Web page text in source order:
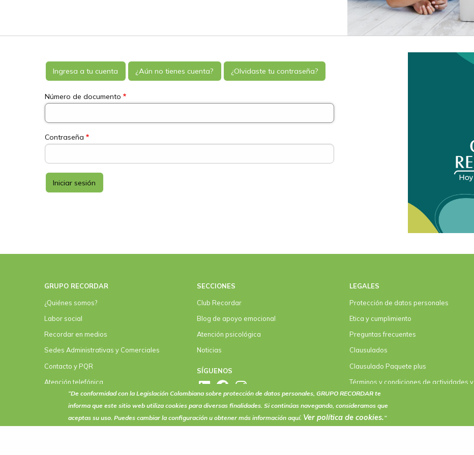
“De conformidad con la Legislación Colombiana sobre protección de datos personales, GRUPO RECORDAR te
informa que este sitio web utilizacookies para diversas finalidades. Si continúas navegando, consideramos que
aceptas su uso. Puedes cambiar la configuración u obtener más información aquí. Ver política decookies.”
Primary
tabs
Ingresa a tu cuenta ¿Aún no tienes cuenta? ¿Olvidaste tu contraseña?
Número de documento
Contraseña
GRUPO RECORDAR
¿Quiénes somos?
Labor social
Recordar en medios
Sedes Administrativas y Comerciales
Contacto y PQR
Atención telefónica
Convenios
SECCIONES
Club Recordar
Blog de apoyo emocional
Atención psicológica
Noticias
SÍGUENOS
LEGALES
Protección de datos personales
Etica y cumplimiento
Preguntas frecuentes
Clausulados
Clausulado Paquete plus
Términos y condiciones de actividades y